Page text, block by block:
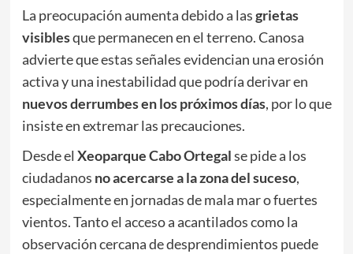
La preocupación aumenta debido a lasgrietas
visiblesque permanecen en el terreno. Canosa
advierte que estas señales evidencian una erosión
activa y una inestabilidad que podría derivar en
nuevos derrumbes en los próximos días, por lo que
insiste en extremar las precauciones.
Desde el Xeoparque Cabo Ortegalse pide a los
ciudadanos no acercarse a la zona del suceso,
especialmente en jornadas de mala mar o fuertes
vientos. Tanto el acceso a acantilados como la
observación cercana de desprendimientos puede